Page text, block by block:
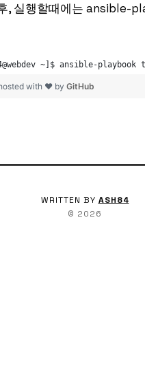
, 실행할때에는 ansible-
~]$ ansible-
with ❤ by GitHub
WRITTEN BY ASH84
© 2026